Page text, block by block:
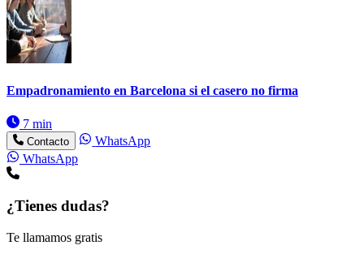
Empadronamiento en Barcelona si el casero no firma
7 min
Contacto
WhatsApp
WhatsApp
¿Tienes dudas?
Te llamamos gratis